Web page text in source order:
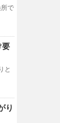
で
要
と
り